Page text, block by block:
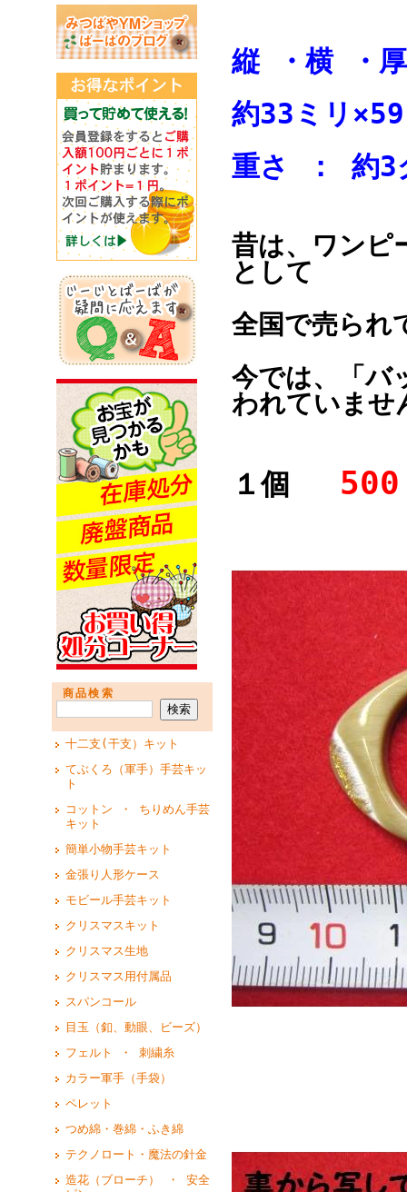
商品検索
十二支(干支）キット
てぶくろ（軍手）手芸キッ
ト
コットン ・ ちりめん手芸
キット
簡単小物手芸キット
金張り人形ケース
モビール手芸キット
クリスマスキット
クリスマス生地
クリスマス用付属品
スパンコール
目玉（釦、動眼、ビーズ）
フェルト ・ 刺繍糸
カラー軍手（手袋）
ペレット
つめ綿・巻綿・ふき綿
テクノロート・魔法の針金
造花（ブローチ） ・ 安全
縦 ・横
約33ミリ
重さ ：
昔は、ワンピ
として
全国で売られ
今では、「バ
われていませ
１個 500